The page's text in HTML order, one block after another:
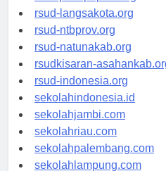
rsudtpi-kepriprov.org
rsud-langsakota.org
rsud-ntbprov.org
rsud-natunakab.org
rsudkisaran-asahankab.org
rsud-indonesia.org
sekolahindonesia.id
sekolahjambi.com
sekolahriau.com
sekolahpalembang.com